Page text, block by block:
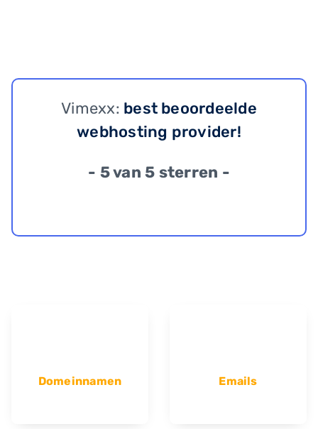
Vimexx: best beoordeelde
webhosting provider!
- 5 van 5 sterren -
Domeinnamen Emails